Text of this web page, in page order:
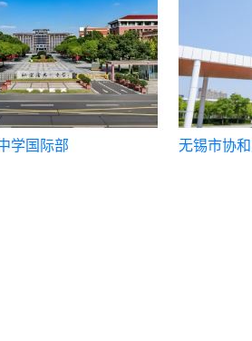
学国际部 无锡市协